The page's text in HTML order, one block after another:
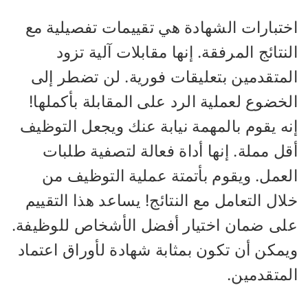
الشهادة هي تقييمات تفصيلية مع
المرفقة. إنها مقابلات آلية تزود
بتعليقات فورية. لن تضطر إلى
لعملية الرد على المقابلة بأكملها!
يقوم بالمهمة نيابة عنك ويجعل التوظيف
مملة. إنها أداة فعالة لتصفية طلبات
ويقوم بأتمتة عملية التوظيف من
التعامل مع النتائج! يساعد هذا التقييم
ضمان اختيار أفضل الأشخاص للوظيفة.
أن تكون بمثابة شهادة لأوراق اعتماد